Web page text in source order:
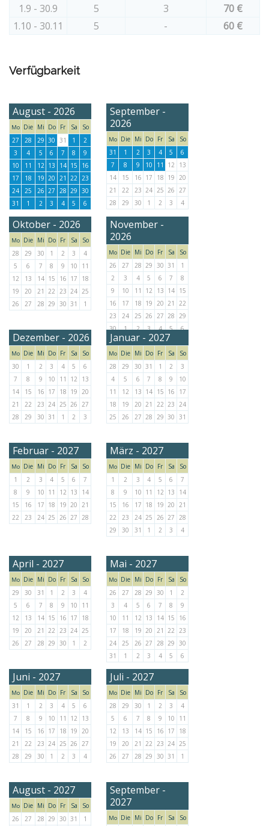
1.9 - 30.9 5 3
70 €
1.10 - 30.11
5 - 60 €
Verfügbarkeit
August - 2026
Mo Die Mi Do Fr Sa
So
27
28 29 30 31 1
2
3
4 5 6 7 8
9
10
11 12 13 14 15
16
17
18 19 20 21 22 23
24
25 26 27 28 29 30
31
1 2 3 4 5 6
September -
2026
Mo Die Mi Do Fr Sa
So
31
1 2 3 4 5
6
7
8 9 10 11 12
13
14
15 16 17 18 19 20
21
22 23 24 25 26 27
28
29 30 1 2 3 4
Oktober - 2026
Mo Die Mi Do Fr Sa
So
28
29 30 1 2 3
4
5
6 7 8 9 10
11
12
13 14 15 16 17
18
19
20 21 22 23 24 25
26
27 28 29 30 31 1
November -
2026
Mo Die Mi Do Fr Sa
So
26
27 28 29 30 31
1
2
3 4 5 6 7
8
9
10 11 12 13 14 15
16
17 18 19 20 21
22
23
24 25 26 27 28 29
30
1 2 3 4 5 6
Dezember - 2026
Mo Die Mi Do Fr Sa
So
30
1 2 3 4 5
6
7
8 9 10 11 12
13
14
15 16 17 18 19 20
21
22 23 24 25 26 27
28
29 30 31 1 2 3
Januar - 2027
Mo Die Mi Do Fr Sa
So
28
29 30 31 1 2
3
4
5 6 7 8 9
10
11
12 13 14 15 16
17
18
19 20 21 22 23 24
25
26 27 28 29 30 31
Februar - 2027
Mo Die Mi Do Fr Sa
So
1
2 3 4 5 6
7
8
9 10 11 12 13
14
15
16 17 18 19 20 21
22
23 24 25 26 27 28
März - 2027
Mo Die Mi Do Fr Sa
So
1
2 3 4 5 6
7
8
9 10 11 12 13
14
15
16 17 18 19 20 21
22
23 24 25 26 27 28
29
30 31 1 2 3 4
April - 2027
Mo Die Mi Do Fr Sa
So
29
30 31 1 2 3
4
5
6 7 8 9 10
11
12
13 14 15 16 17
18
19
20 21 22 23 24 25
26
27 28 29 30 1 2
Mai - 2027
Mo Die Mi Do Fr Sa
So
26
27 28 29 30 1
2
3
4 5 6 7 8
9
10
11 12 13 14 15
16
17
18 19 20 21 22 23
24
25 26 27 28 29 30
31
1 2 3 4 5 6
Juni - 2027
Mo Die Mi Do Fr Sa
So
31
1 2 3 4 5
6
7
8 9 10 11 12
13
14
15 16 17 18 19 20
21
22 23 24 25 26 27
28
29 30 1 2 3 4
Juli - 2027
Mo Die Mi Do Fr Sa
So
28
29 30 1 2 3
4
5
6 7 8 9 10
11
12
13 14 15 16 17
18
19
20 21 22 23 24 25
26
27 28 29 30 31 1
August - 2027
Mo Die Mi Do Fr Sa
So
26
27 28 29 30 31
1
September -
2027
Mo Die Mi Do Fr Sa
So